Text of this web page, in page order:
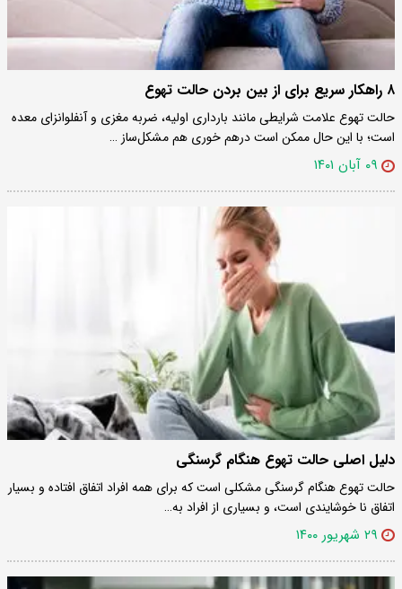
۸ راهکار سریع برای از بین بردن حالت تهوع
حالت تهوع علامت شرایطی مانند بارداری اولیه، ضربه مغزی و آنفلوانزای معده
است؛ با این حال ممکن است درهم خوری هم مشکل‌ساز …
۰۹ آبان ۱۴۰۱
دلیل اصلی حالت تهوع هنگام گرسنگی
حالت تهوع هنگام گرسنگی مشکلی است که برای همه افراد اتفاق افتاده و بسیار
اتفاق نا خوشایندی است، و بسیاری از افراد به…
۲۹ شهریور ۱۴۰۰